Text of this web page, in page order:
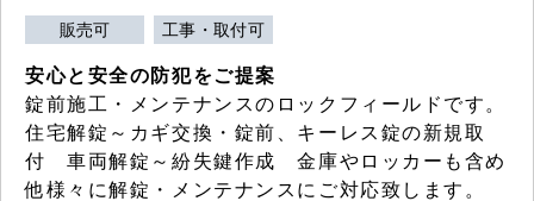
販売可 工事・取付可
安心と安全の防犯をご提案
錠前施工・メンテナンスのロックフィールドです。
住宅解錠～カギ交換・錠前、キーレス錠の新規取
付 車両解錠～紛失鍵作成 金庫やロッカーも含め
他様々に解錠・メンテナンスにご対応致します。